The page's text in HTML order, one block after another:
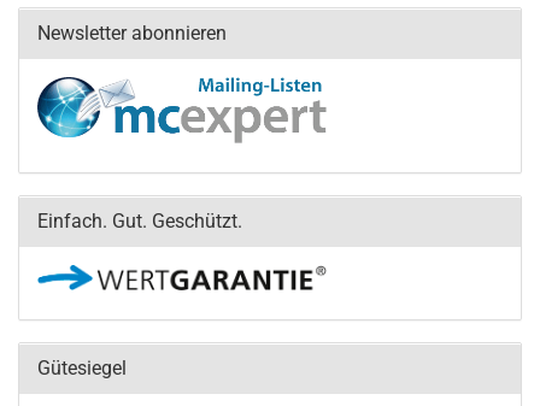
Newsletter abonnieren
Einfach. Gut. Geschützt.
Gütesiegel